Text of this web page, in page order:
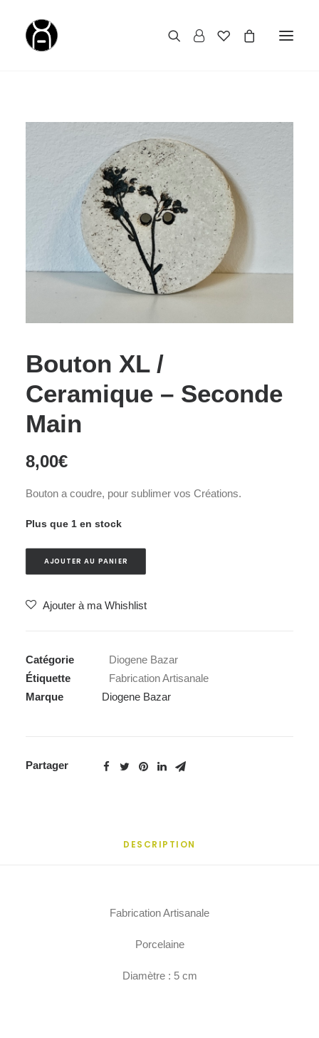
Bouton XL /
Ceramique – Seconde
Main
8,00€
Bouton a coudre, pour sublimer vos Créations.
Plus que 1 en stock
AJOUTER AU PANIER
Ajouter à ma Whishlist
Catégorie
Diogene Bazar
Étiquette
Fabrication Artisanale
Marque
Diogene Bazar
Partager
DESCRIPTION
Fabrication Artisanale
Porcelaine
Diamètre : 5 cm